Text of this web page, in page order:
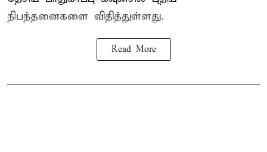
நிபந்தனைகளை விதித்துள்ளது.
Read More